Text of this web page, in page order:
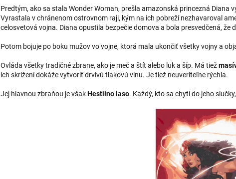
Predtým, ako sa stala Wonder Woman, prešla amazonská princezná Diana
Vyrastala v chránenom ostrovnom raji, kým na ich pobreží nezhavaroval
celosvetová vojna. Diana opustila bezpečie domova a bola presvedčená, že
Potom bojuje po boku mužov vo vojne, ktorá mala ukončiť všetky vojny a
Ovláda všetky tradičné zbrane, ako je meč a štít alebo luk a šíp. Má tiež
ich skrížení dokáže vytvoriť drvivú tlakovú vlnu. Je tiež neuveriteľne rýchla.
Jej hlavnou zbraňou je všakHestiino laso. Každý, kto sa chytí do jeho